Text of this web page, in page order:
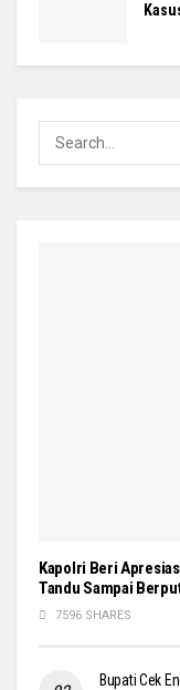
Kapolri Beri
Tandu Sampai
7596 SHARES
Bupati Cek